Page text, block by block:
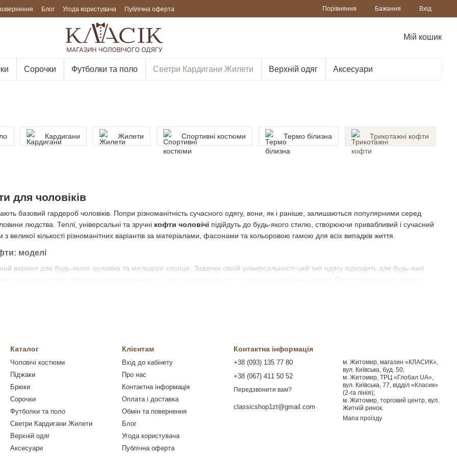
Блог Угода користувача Публічна оферта Порівняння Бажання Вхід
Мій кошик
Сорочки Футболки та поло Светри Кардигани Жилети Верхній одяг Аксесуари
Кардигани Жилети Спортивні костюми Термо білизна Трикотажні кофти
для чоловіків
базовий гардероб чоловіків. Попри різноманітність сучасного одягу, вони, як і раніше, залишаються популярними серед
людства. Теплі, універсальні та зручні кофти чоловічі підійдуть до будь-якого стилю, створюючи привабливий і сучасний
великої кількості різноманітних варіантів за матеріалами, фасонами та кольоровою гамою для всіх випадків життя.
моделі
варіант для будь-якого чоловіка та молодого хлопця. Завдяки своїй універсальності цей тип одягу підходить для будь-якої
класичним взуттям — і ось Ви виглядаєте елегантно та привабливо.
класичної кофти полягає в її універсальності. Однак її варто правильно підібрати.V-подібний вирізнайкраще підійде
він візуально робить їх вищими та стрункішими.
особливо пасують людям високого зросту.
трикотажні чоловічі кофти виготовляються практично у всіх відтінках (крім кричущих):
однотонних моделей, виробники пропонують багато виробів з візерунком (у смужку, клітинку тощо).
Каталог
Чоловічі костюми
Піджаки
Брюки
Сорочки
Футболки та поло
Светри Кардигани Жилети
Верхній одяг
Аксесуари
Клієнтам
Вхід до кабінету
Про нас
Контактна інформація
Оплата і доставка
Обмін та повернення
Блог
Угода користувача
Публічна оферта
Контактна інформація
+38 (093) 135 77 80
+38 (067) 411 50 52
Передзвонити вам?
classicshop1zt@gmail.com
м. Житомир, магазин «КЛАСИК»,
вул. Київська, буд. 50;
м. Житомир, ТРЦ «Глобал UA»,
вул. Київська, 77, відділ «Класик»
(2-га лінія);
м. Житомир, торговий центр, вул.
Житній ринок.
Мапа проїзду